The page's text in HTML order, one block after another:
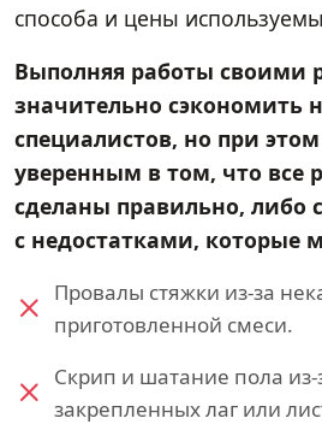
способа и цены
Выполняя работы своими
значительно сэкономить
специалистов, но при
уверенным в том, что все
сделаны правильно, либо
с недостатками, которые
Провалы стяжки из-за
приготовленной смеси.
Скрип и шатание пола
закрепленных лаг или